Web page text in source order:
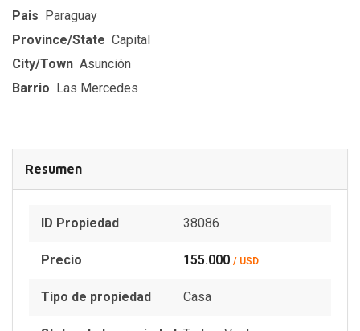
Pais Paraguay
Province/State Capital
City/Town Asunción
Barrio Las Mercedes
Resumen
ID Propiedad 38086
Precio 155.000 / USD
Tipo de propiedad Casa